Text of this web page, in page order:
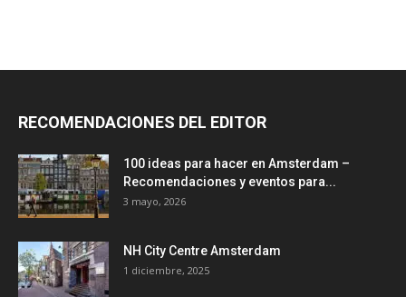
RECOMENDACIONES DEL EDITOR
100 ideas para hacer en Amsterdam –
Recomendaciones y eventos para...
3 mayo, 2026
NH City Centre Amsterdam
1 diciembre, 2025